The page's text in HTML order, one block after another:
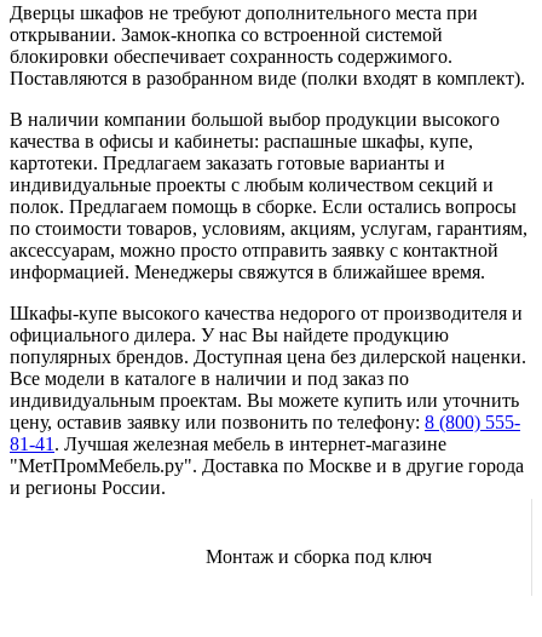
Дверцы шкафов не требуют дополнительного места при
открывании. Замок-кнопка со встроенной системой
блокировки обеспечивает сохранность содержимого.
Поставляются в разобранном виде (полки входят в комплект).
В наличии компании большой выбор продукции высокого
качества в офисы и кабинеты: распашные шкафы, купе,
картотеки. Предлагаем заказать готовые варианты и
индивидуальные проекты с любым количеством секций и
полок. Предлагаем помощь в сборке. Если остались вопросы
по стоимости товаров, условиям, акциям, услугам, гарантиям,
аксессуарам, можно просто отправить заявку с контактной
информацией. Менеджеры свяжутся в ближайшее время.
Шкафы-купе высокого качества недорого от производителя и
официального дилера. У нас Вы найдете продукцию
популярных брендов. Доступная цена без дилерской наценки.
Все модели в каталоге в наличии и под заказ по
индивидуальным проектам. Вы можете купить или уточнить
цену, оставив заявку или позвонить по телефону: 8 (800) 555-
81-41 . Лучшая железная мебель в интернет-магазине
"МетПромМебель.ру". Доставка по Москве и в другие города
и регионы России.
Монтаж и сборка под ключ